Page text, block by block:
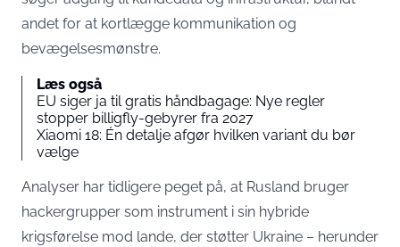
andet for at kortlægge kommunikation og
bevægelsesmønstre.
Læs også
EU siger ja til gratis håndbagage: Nye regler
stopper billigfly-gebyrer fra 2027
Xiaomi 18: Én detalje afgør hvilken variant du bør
vælge
Analyser har tidligere peget på, at Rusland bruger
hackergrupper som instrument i sin hybride
krigsførelse mod lande, der støtter Ukraine – herunder